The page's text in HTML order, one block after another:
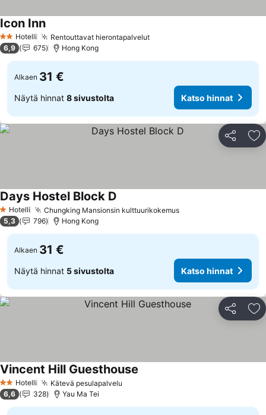
2 Tähtiluokitus
Hotelli Rentouttavat hierontapalvelut
Icon Inn
6,9 675 Hong Kong
Alkaen 31 €
Näytä hinnat 8 sivustolta Katso hinnat
Jaa
1 Tähtiluokitus
Hotelli Chungking Mansionsin kulttuurikokemus
Days Hostel Block D
5,3 796 Hong Kong
Alkaen 31 €
Näytä hinnat 5 sivustolta Katso hinnat
Jaa
2 Tähtiluokitus
Hotelli Kätevä pesulapalvelu
Vincent Hill Guesthouse
6,6 328 Yau Ma Tei